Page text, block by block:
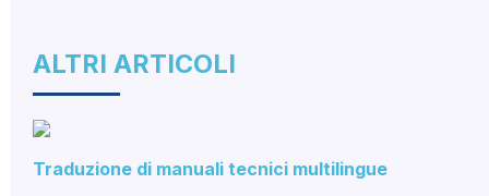
ALTRI ARTICOLI
Traduzione di manuali tecnici multilingue